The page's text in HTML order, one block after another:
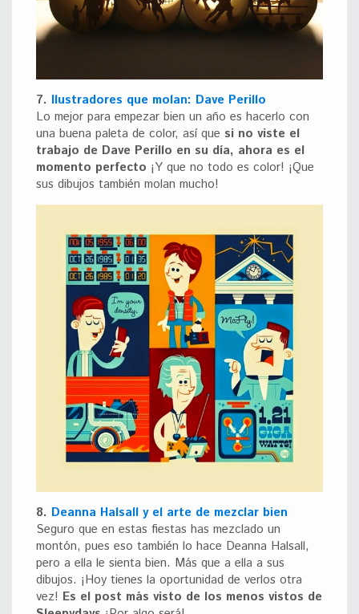
7. Ilustradores que molan: Dave Perillo
Lo mejor para empezar bien un año es hacerlo con
una buena paleta de color, así que si no viste el
trabajo de Dave Perillo en su día, ahora es el
momento perfecto ¡Y que no todo es color! ¡Que
sus dibujos también molan mucho!
8. Deanna Halsall y el arte de mezclar bien
Seguro que en estas fiestas has mezclado un
montón, pues eso también lo hace Deanna Halsall,
pero a ella le sienta bien. Más que a ella a sus
dibujos. ¡Hoy tienes la oportunidad de verlos otra
vez! Es el post más visto de los menos vistos de